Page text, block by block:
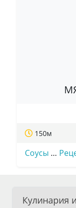
150м
Соусы …
Кулинария